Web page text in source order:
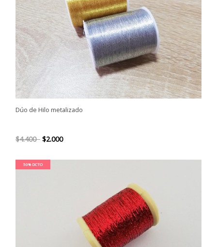
Dúo de Hilo metalizado
$4.400 $2.000
50% DCTO